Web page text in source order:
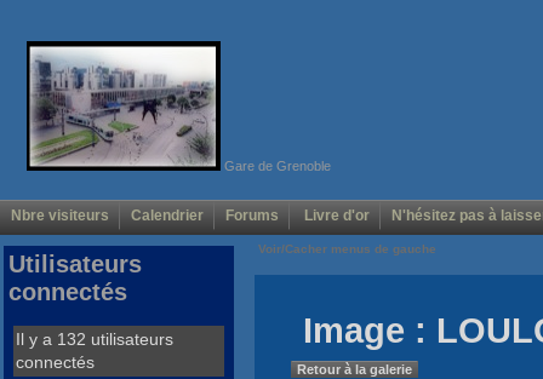
Gare de Grenoble
Nbre visiteurs Calendrier Forums Livre d'or N'hésitez pas à
Voir/Cacher menus de gauche
Image :
Retour à la galerie
Utilisateurs
connectés
Il y a 132 utilisateurs
connectés